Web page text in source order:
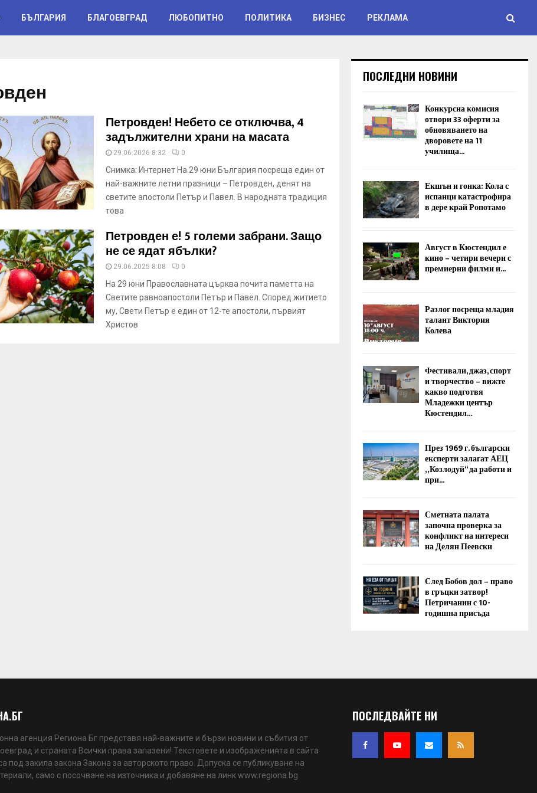
БЪЛГАРИЯ БЛАГОЕВГРАД ЛЮБОПИТНО ПОЛИТИКА БИЗНЕС РЕКЛАМА
Петровден! Небето се отключва, 4
задължителни храни на масата
29.06.2026 8:32 0
Снимка: Интернет На 29 юни България посреща един от
най-важните летни празници – Петровден, денят на
светите апостоли Петър и Павел. В народната традиция
това
Петровден е! 5 големи забрани. Защо
не се ядат ябълки?
29.06.2025 8:08 0
На 29 юни Православната църква почита паметта на
Светите равноапостоли Петър и Павел. Според житието
му, Свети Петър е един от 12-те апостоли, първият
Христов
ПОСЛЕДНИ НОВИНИ
Конкурсна комисия
отвори 33 оферти за
обновяването на
дворовете на 11
училища...
Екшън и гонка: Кола с
испанци катастрофира
в дере край Ропотамо
Август в Кюстендил е
кино – четири вечери с
премиерни филми и...
Разлог посреща младия
талант Виктория
Колева
Фестивали, джаз, спорт
и творчество – вижте
какво подготвя
Младежки център
Кюстендил...
През 1969 г. български
експерти залагат АЕЦ
„Козлодуй“ да работи и
при...
Сметната палата
започна проверка за
конфликт на интереси
на Делян Пеевски
След Бобов дол – право
в гръцки затвор!
Петричанин с 10-
годишна присъда
агенция Региона Бг представя най-важните и бързи новини и събития от
и страната Всички права запазени! Текстовете и изображенията в сайта
под закила закона Закона за авторското право. Допуска се публикуване на
само с посочване на източника и добавяне на линк www.regiona.bg
ПОСЛЕДВАЙТЕ НИ